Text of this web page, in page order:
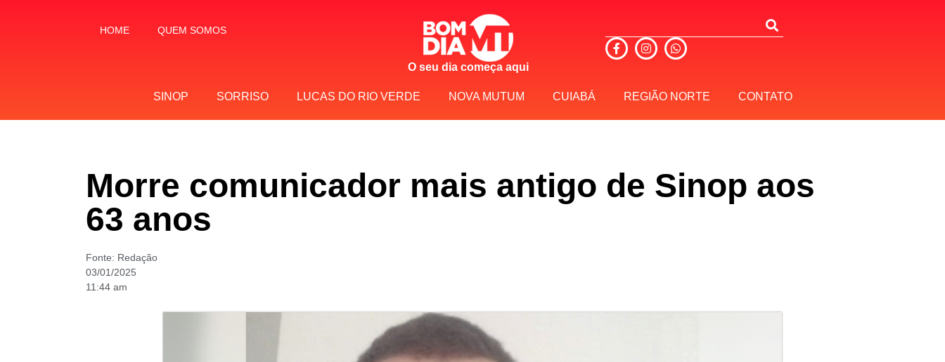
HOME QUEM SOMOS
O seu dia começa aqui
SINOP SORRISO LUCAS DO RIO VERDE NOVA MUTUM CUIABÁ REGIÃO NORTE CONTATO
Morre comunicador mais antigo de Sinop aos
63 anos
Fonte: Redação
03/01/2025
11:44 am